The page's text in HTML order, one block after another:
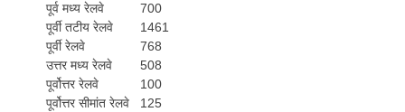
पूर्व मध्य रेलवे
700
पूर्वी तटीय रेलवे
1461
पूर्वी रेलवे
768
उत्तर मध्य रेलवे
508
पूर्वोत्तर रेलवे
100
पूर्वोत्तर सीमांत रेलवे
125